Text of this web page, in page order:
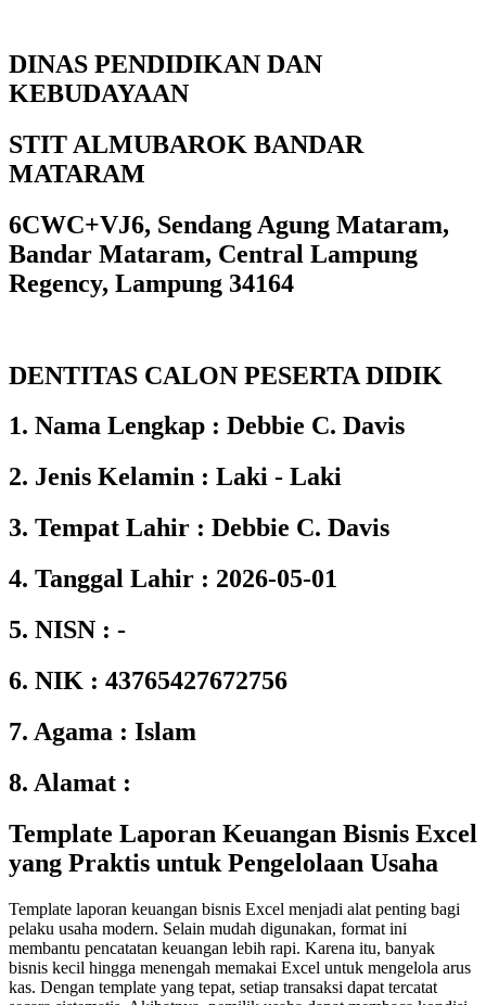
DINAS PENDIDIKAN DAN
KEBUDAYAAN
STIT ALMUBAROK BANDAR
MATARAM
6CWC+VJ6, Sendang Agung Mataram,
Bandar Mataram, Central Lampung
Regency, Lampung 34164
DENTITAS CALON PESERTA DIDIK
1. Nama Lengkap : Debbie C. Davis
2. Jenis Kelamin : Laki - Laki
3. Tempat Lahir : Debbie C. Davis
4. Tanggal Lahir : 2026-05-01
5. NISN : -
6. NIK : 43765427672756
7. Agama : Islam
8. Alamat :
Template Laporan Keuangan Bisnis Excel
yang Praktis untuk Pengelolaan Usaha
Template laporan keuangan bisnis Excel menjadi alat penting bagi
pelaku usaha modern. Selain mudah digunakan, format ini
membantu pencatatan keuangan lebih rapi. Karena itu, banyak
bisnis kecil hingga menengah memakai Excel untuk mengelola arus
kas. Dengan template yang tepat, setiap transaksi dapat tercatat